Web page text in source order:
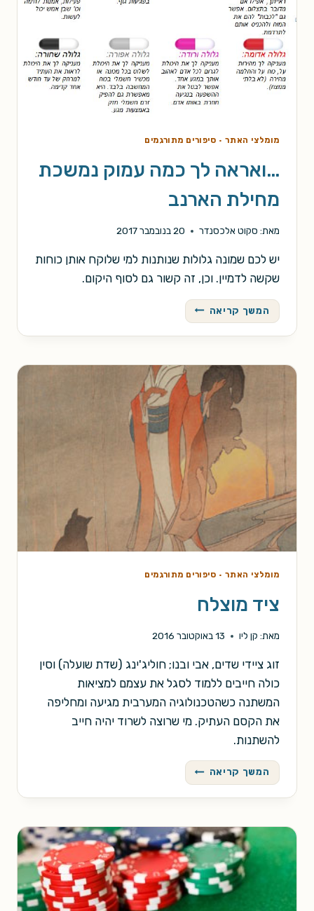
מומלצי האתר· סיפורים מתורגמים
…ואראה לך כמה עמוק נמשכת
מחילת הארנב
מאת: סקוט אלכסנדר 20 בנובמבר 2017
יש לכם שמונה גלולות שנותנות למי שלוקח אותן כוחות
שקשה לדמיין. וכן, זה קשור גם לסוף היקום.
המשך קריאה …
ואראה
לך
עמוק
נמשכת
מחילת
הארנב
מומלצי האתר· סיפורים מתורגמים
ציד מוצלח
מאת: קן ליו 13 באוקטובר 2016
זוג ציידי שדים, אבי ובנו; חוליג'ינג (שדת שועלה) וסין
כולה חייבים ללמוד לסגל את עצמם למציאות
המשתנה כשהטכנולוגיה המערבית מגיעה ומחליפה
את הקסם העתיק. מי שרוצה לשרוד יהיה חייב
להשתנות.
המשך קריאה ציד
מוצלח